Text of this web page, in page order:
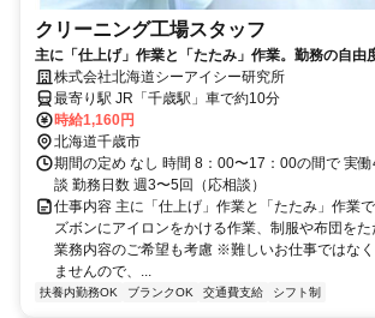
クリーニング工場スタッフ
主に「仕上げ」作業と「たたみ」作業。勤務の自由
日休み
株式会社北海道シーアイシー研究所
最寄り駅 JR「千歳駅」車で約10分
時給1,160円
北海道千歳市
期間の定め なし 時間 8：00〜17：00の間で 実
談 勤務日数 週3〜5回（応相談）
仕事内容 主に「仕上げ」作業と「たたみ」作業
ズボンにアイロンをかける作業、制服や布団を
業務内容のご希望も考慮 ※難しいお仕事ではな
ませんので、...
扶養内勤務OK ブランクOK 交通費支給 シフト制